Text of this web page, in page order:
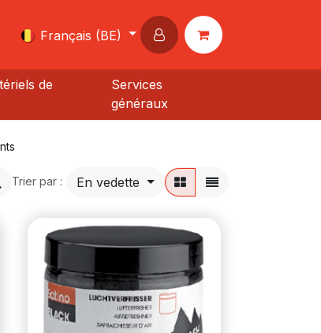
Français (BE)
de
Services
généraux
Trier par : En vedette